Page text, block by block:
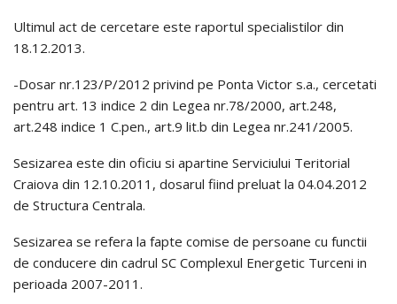
Ultimul act de cercetare este raportul specialistilor din
18.12.2013.
-Dosar nr.123/P/2012 privind pe Ponta Victor s.a., cercetati
pentru art. 13 indice 2 din Legea nr.78/2000, art.248,
art.248 indice 1 C.pen., art.9 lit.b din Legea nr.241/2005.
Sesizarea este din oficiu si apartine Serviciului Teritorial
Craiova din 12.10.2011, dosarul fiind preluat la 04.04.2012
de Structura Centrala.
Sesizarea se refera la fapte comise de persoane cu functii
de conducere din cadrul SC Complexul Energetic Turceni in
perioada 2007-2011.